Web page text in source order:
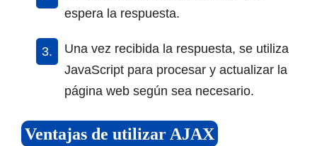
espera la respuesta.
Una vez recibida la respuesta, se utiliza
JavaScript para procesar y actualizar la
página web según sea necesario.
Ventajas de utilizar AJAX